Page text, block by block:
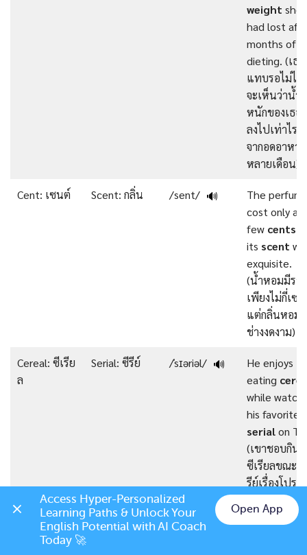
weight she
had lost
months of
dieting. (เธอ
แทบรอไม่ไ
จะเห็นว่าน้ำ
หนักของเธอ
ลงไปเท่าไรห
จากอดอาหา
หลายเดือน)
Cent: เซนต์ Scent: กลิ่น /sent/ 🔊
The
cost only a
few cents
its scent
exquisite.
(น้ำหอมมีรา
เพียงไม่กี่เซ
แต่กลิ่นหอม
ช่างงดงาม)
Cereal: ซีเรีย
ล
Serial: ซีรีย์ /ˈsɪəriəl/ 🔊
He enjoys
eating
while
his favorite
serialon TV.
(เขาชอบกิน
ซีเรียลขณะดู
รีย์เรื่องโปรด
ทีวี)
Nun: แม่ชี None: ไม่มี /nʌn/ 🔊 Chat on LINE
Access Hyper-Personalized
Learning Paths & Unlock Your
English Potential with AI Coach
Today 🚀
Open App